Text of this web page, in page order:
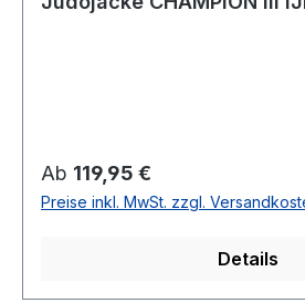
Regulärer Preis:
Ab 119,95 €
Preise inkl. MwSt. zzgl.
Details